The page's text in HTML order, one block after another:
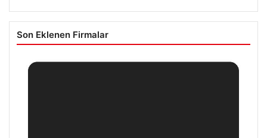
Son Eklenen Firmalar